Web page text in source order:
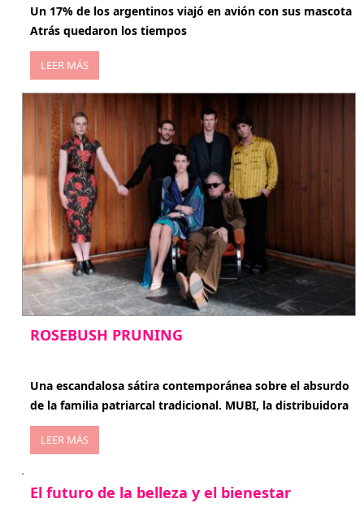
Un 17% de los argentinos viajó en avión con sus mascota
Atrás quedaron los tiempos
LEER MÁS
ROSEBUSH PRUNING
Una escandalosa sátira contemporánea sobre el absurdo
de la familia patriarcal tradicional. MUBI, la distribuidora
LEER MÁS
El futuro de la belleza y el bienestar